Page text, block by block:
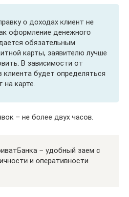
о доходах клиент не
оформление денежного
обязательным
карты, заявителю лучше
В зависимости от
клиента будет определяться
на карте.
– не более двух часов.
– удобный заем с
и оперативности